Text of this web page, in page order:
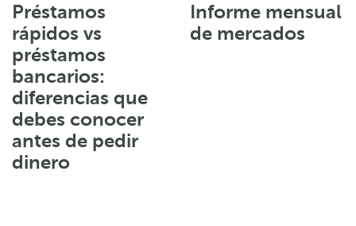
Préstamos
rápidos vs
préstamos
bancarios:
diferencias que
debes conocer
antes de pedir
dinero
Informe mensual
de mercados